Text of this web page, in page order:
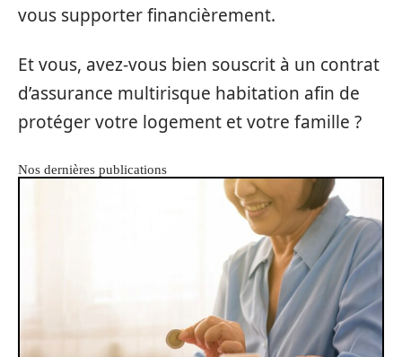
vous supporter financièrement.
Et vous, avez-vous bien souscrit à un contrat
d’assurance multirisque habitation afin de
protéger votre logement et votre famille ?
Nos dernières publications